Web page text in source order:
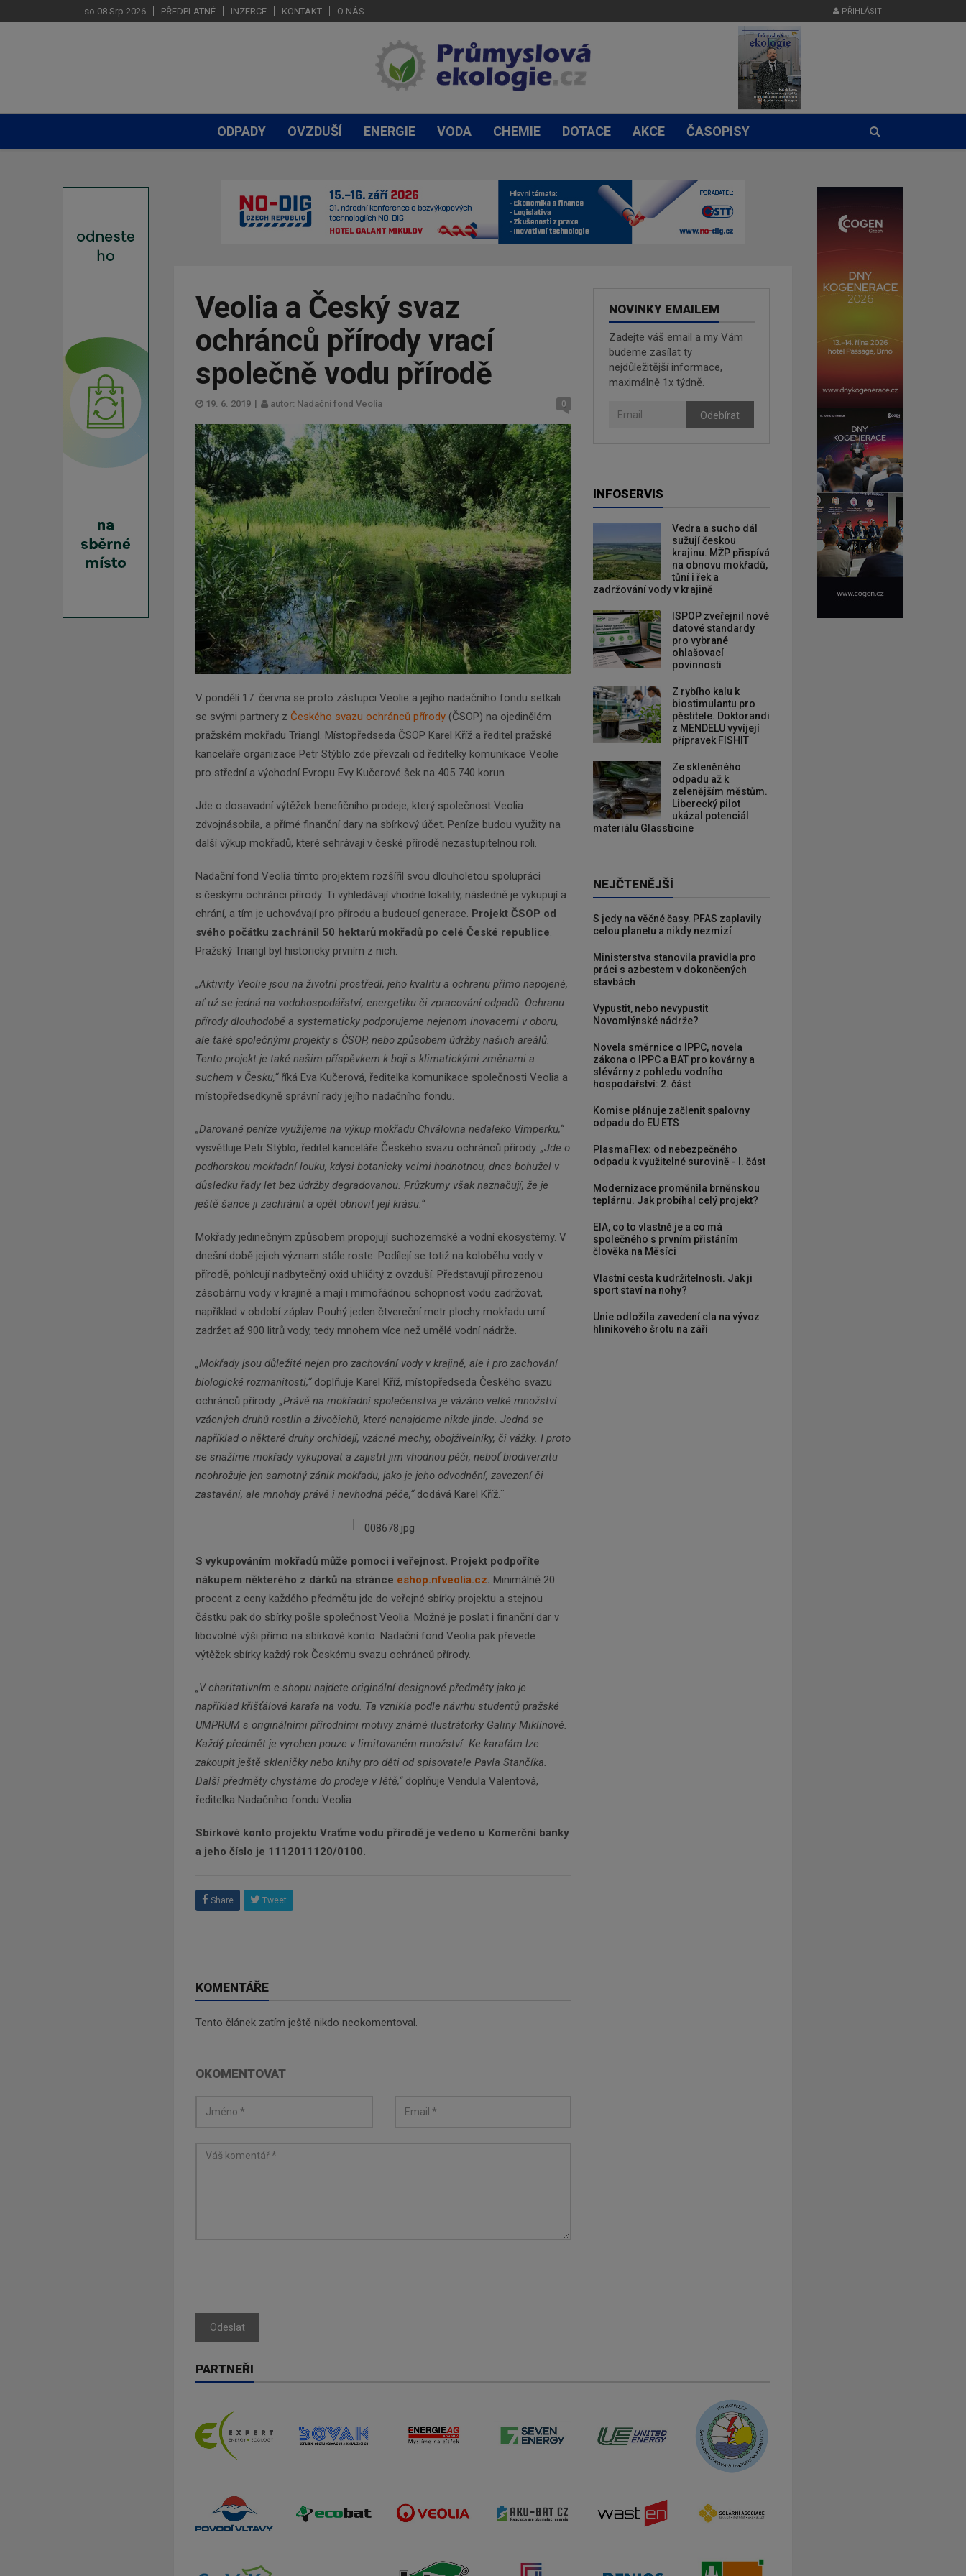
so 08.Srp 2026 PŘEDPLATNÉ INZERCE KONTAKT O NÁS PŘIHLÁSIT
ODPADY OVZDUŠÍ ENERGIE VODA CHEMIE DOTACE AKCE ČASOPISY
Veolia a Český svaz
ochránců přírody vrací
společně vodu přírodě
19. 6. 2019 | autor: Nadační fond Veolia 0
V pondělí 17. června se proto zástupci Veolie a jejího nadačního fondu setkali
se svými partnery z Českého svazu ochránců přírody (ČSOP) na ojedinělém
pražském mokřadu Triangl. Místopředseda ČSOP Karel Kříž a ředitel pražské
kanceláře organizace Petr Stýblo zde převzali od ředitelky komunikace Veolie
pro střední a východní Evropu Evy Kučerové šek na 405 740 korun.
Jde o dosavadní výtěžek benefičního prodeje, který společnost Veolia
zdvojnásobila, a přímé finanční dary na sbírkový účet. Peníze budou využity na
další výkup mokřadů, které sehrávají v české přírodě nezastupitelnou roli.
Nadační fond Veolia tímto projektem rozšířil svou dlouholetou spolupráci
s českými ochránci přírody. Ti vyhledávají vhodné lokality, následně je vykupují a
chrání, a tím je uchovávají pro přírodu a budoucí generace. Projekt ČSOP od
svého počátku zachránil 50 hektarů mokřadů po celé České republice
Pražský Triangl byl historicky prvním z nich.
„Aktivity Veolie jsou na životní prostředí, jeho kvalitu a ochranu přímo napojené,
ať už se jedná na vodohospodářství, energetiku či zpracování odpadů. Ochranu
přírody dlouhodobě a systematicky podporujeme nejenom inovacemi v oboru,
ale také společnými projekty s ČSOP, nebo způsobem údržby našich areálů.
Tento projekt je také našim příspěvkem k boji s klimatickými změnami a
suchem v Česku,“říká Eva Kučerová, ředitelka komunikace společnosti Veolia a
místopředsedkyně správní rady jejího nadačního fondu.
„Darované peníze využijeme na výkup mokřadu Chválovna nedaleko Vimperku,“
vysvětluje Petr Stýblo, ředitel kanceláře Českého svazu ochránců přírody. „Jde o
podhorskou mokřadní louku, kdysi botanicky velmi hodnotnou, dnes bohužel v
důsledku řady let bez údržby degradovanou. Průzkumy však naznačují, že je
ještě šance ji zachránit a opět obnovit její krásu.“
Mokřady jedinečným způsobem propojují suchozemské a vodní ekosystémy. V
dnešní době jejich význam stále roste. Podílejí se totiž na koloběhu vody v
přírodě, pohlcují nadbytečný oxid uhličitý z ovzduší. Představují přirozenou
zásobárnu vody v krajině a mají i mimořádnou schopnost vodu zadržovat,
například v období záplav. Pouhý jeden čtvereční metr plochy mokřadu umí
zadržet až 900 litrů vody, tedy mnohem více než umělé vodní nádrže.
„Mokřady jsou důležité nejen pro zachování vody v krajině, ale i pro zachování
biologické rozmanitosti,“doplňuje Karel Kříž, místopředseda Českého svazu
ochránců přírody. „Právě na mokřadní společenstva je vázáno velké množství
vzácných druhů rostlin a živočichů, které nenajdeme nikde jinde. Jedná se
například o některé druhy orchidejí, vzácné mechy, obojživelníky, či vážky. I proto
se snažíme mokřady vykupovat a zajistit jim vhodnou péči, neboť biodiverzitu
neohrožuje jen samotný zánik mokřadu, jako je jeho odvodnění, zavezení či
zastavění, ale mnohdy právě i nevhodná péče,“dodává Karel Kříž.¨
S vykupováním mokřadů může pomoci i veřejnost. Projekt podpoříte
nákupem některého z dárků na stránce eshop.nfveolia.cz. Minimálně 20
procent z ceny každého předmětu jde do veřejné sbírky projektu a stejnou
částku pak do sbírky pošle společnost Veolia. Možné je poslat i finanční dar v
libovolné výši přímo na sbírkové konto. Nadační fond Veolia pak převede
výtěžek sbírky každý rok Českému svazu ochránců přírody.
„V charitativním e-shopu najdete originální designové předměty jako je
například křišťálová karafa na vodu. Ta vznikla podle návrhu studentů pražské
UMPRUM s originálními přírodními motivy známé ilustrátorky Galiny Miklínové.
Každý předmět je vyroben pouze v limitovaném množství. Ke karafám lze
zakoupit ještě skleničky nebo knihy pro děti od spisovatele Pavla Stančíka.
Další předměty chystáme do prodeje v létě,“doplňuje Vendula Valentová,
ředitelka Nadačního fondu Veolia.
Sbírkové konto projektu Vraťme vodu přírodě je vedeno u Komerční banky
a jeho číslo je 1112011120/0100.
Share Tweet
KOMENTÁŘE
Tento článek zatím ještě nikdo neokomentoval.
OKOMENTOVAT
Odeslat
NOVINKY EMAILEM
Zadejte váš email a my Vám
budeme zasílat ty
nejdůležitější informace,
maximálně 1x týdně.
Odebírat
INFOSERVIS
Vedra a sucho dál
sužují českou
krajinu. MŽP přispívá
na obnovu mokřadů,
tůní i řek a
zadržování vody v krajině
ISPOP zveřejnil nové
datové standardy
pro vybrané
ohlašovací
povinnosti
Z rybího kalu k
biostimulantu pro
pěstitele. Doktorandi
z MENDELU vyvíjejí
přípravek FISHIT
Ze skleněného
odpadu až k
zelenějším městům.
Liberecký pilot
ukázal potenciál
materiálu Glassticine
NEJČTENĚJŠÍ
S jedy na věčné časy. PFAS zaplavily
celou planetu a nikdy nezmizí
Ministerstva stanovila pravidla pro
práci s azbestem v dokončených
stavbách
Vypustit, nebo nevypustit
Novomlýnské nádrže?
Novela směrnice o IPPC, novela
zákona o IPPC a BAT pro kovárny a
slévárny z pohledu vodního
hospodářství: 2. část
Komise plánuje začlenit spalovny
odpadu do EU ETS
PlasmaFlex: od nebezpečného
odpadu k využitelné surovině - I. část
Modernizace proměnila brněnskou
teplárnu. Jak probíhal celý projekt?
EIA, co to vlastně je a co má
společného s prvním přistáním
člověka na Měsíci
Vlastní cesta k udržitelnosti. Jak ji
sport staví na nohy?
Unie odložila zavedení cla na vývoz
hliníkového šrotu na září
PARTNEŘI
Newsletter
Zadejte váš email a my Vám budeme zasílat ty
nejdůležitější informace, maximálně 1x týdně.